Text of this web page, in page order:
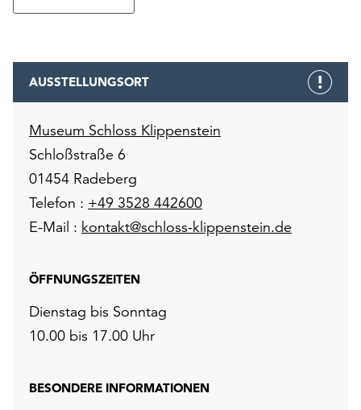
AUSSTELLUNGSORT
Museum Schloss Klippenstein
Schloßstraße 6
01454 Radeberg
Telefon : +49 3528 442600
E-Mail : kontakt@schloss-klippenstein.de
ÖFFNUNGSZEITEN
Dienstag bis Sonntag
10.00 bis 17.00 Uhr
BESONDERE INFORMATIONEN